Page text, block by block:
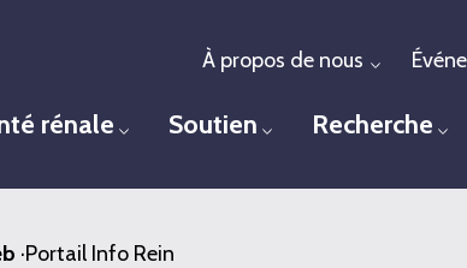
À propos de nous Toggle
rénale Toggle menu
Soutien Toggle menu
Recherche
·Portail Info Rein